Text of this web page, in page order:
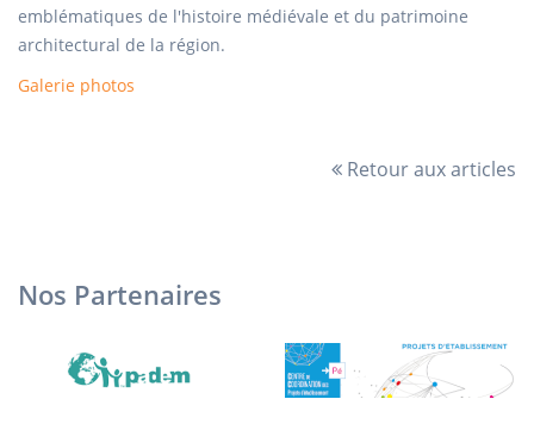
emblématiques de l'histoire médiévale et du patrimoine
architectural de la région.
Galerie photos
Retour aux articles
Nos Partenaires